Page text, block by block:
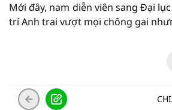
Mới đây, nam diễn viên sang Đại
trí Anh trai vượt mọi chông gai